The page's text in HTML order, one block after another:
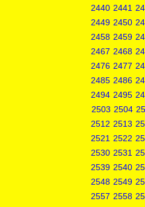
2440 2441
2449 2450
2458 2459
2467 2468
2476 2477
2485 2486
2494 2495
2503 2504
2512 2513
2521 2522
2530 2531
2539 2540
2548 2549
2557 2558